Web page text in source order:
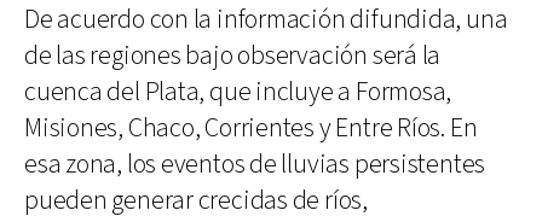
De acuerdo con la información difundida, una
de las regiones bajo observación será la
cuenca del Plata, que incluye a Formosa,
Misiones, Chaco, Corrientes y Entre Ríos. En
esa zona, los eventos de lluvias persistentes
pueden generar crecidas de ríos,